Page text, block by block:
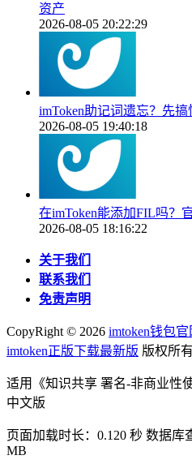
资产
2026-08-05 20:22:29
imToken助记词遗忘？先搞
2026-08-05 19:40:18
在imToken能添加FIL吗？
2026-08-05 18:16:22
关于我们
联系我们
免责声明
CopyRight © 2026 imtoken钱包
imtoken正版下载最新版 版权所有
适用《知识共享 署名-非商业性
中文版
页面加载时长：0.120 秒 数据库
MB